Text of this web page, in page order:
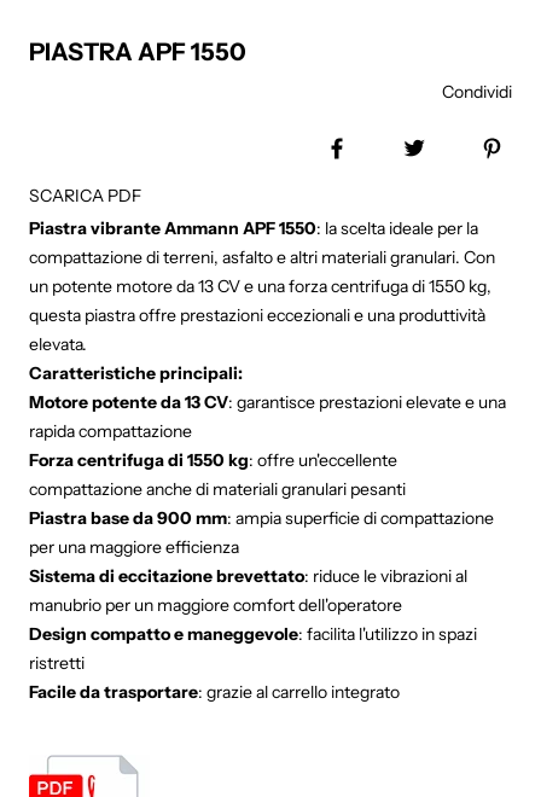
PIASTRA APF 1550
Condividi
SCARICA PDF
Piastra vibrante Ammann APF 1550: la scelta ideale per la
compattazione di terreni, asfalto e altri materiali granulari. Con
un potente motore da 13 CV e una forza centrifuga di 1550 kg,
questa piastra offre prestazioni eccezionali e una produttività
elevata.
Caratteristiche principali:
Motore potente da 13 CV: garantisce prestazioni elevate e una
rapida compattazione
Forza centrifuga di 1550 kg: offre un'eccellente
compattazione anche di materiali granulari pesanti
Piastra base da 900 mm: ampia superficie di compattazione
per una maggiore efficienza
Sistema di eccitazione brevettato: riduce le vibrazioni al
manubrio per un maggiore comfort dell'operatore
Design compatto e maneggevole: facilita l'utilizzo in spazi
ristretti
Facile da trasportare: grazie al carrello integrato